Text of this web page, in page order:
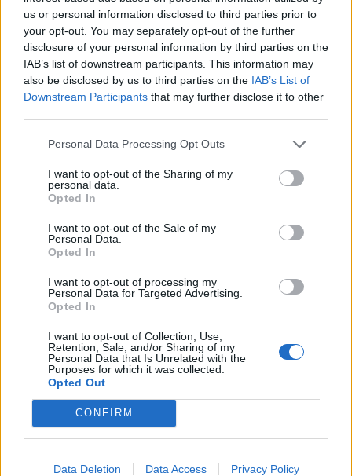
us or personal information disclosed to third parties prior to
your opt-out. You may separately opt-out of the further
disclosure of your personal information by third parties on the
IAB’s list of downstream participants. This information may
also be disclosed by us to third parties on the IAB’s List of
Downstream Participants that may further disclose it to other
Personal Data Processing Opt Outs
I want to opt-out of the Sharing of my
personal data.
Opted In
I want to opt-out of the Sale of my
Personal Data.
Opted In
I want to opt-out of processing my
Personal Data for Targeted Advertising.
Opted In
I want to opt-out of Collection, Use,
Retention, Sale, and/or Sharing of my
Personal Data that Is Unrelated with the
Purposes for which it was collected.
Opted Out
CONFIRM
Data Deletion Data Access Privacy Policy
ίσως να μην γνωρίζεις
6 Αυγούστου 2026 17:11
ΝΟΜΌΣ ΧΑΝΊΩΝ
Xανιά: Δίκτυο περισσότερων από 60
κρηνών πόσιμου νερού
Δημοφιλή αυτή την εβδομάδα